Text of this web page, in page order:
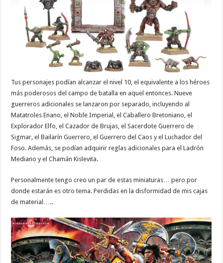
Tus personajes podían alcanzar el nivel 10, el equivalente a los héroes
más poderosos del campo de batalla en aquel entonces. Nueve
guerreros adicionales se lanzaron por separado, incluyendo al
Matatroles Enano, el Noble Imperial, el Caballero Bretoniano, el
Explorador Elfo, el Cazador de Brujas, el Sacerdote Guerrero de
Sigmar, el Bailarín Guerrero, el Guerrero del Caos y el Luchador del
Foso. Además, se podían adquirir reglas adicionales para el Ladrón
Mediano y el Chamán Kislevita.
Personalmente tengo creo un par de estas miniaturas… pero por
donde estarán es otro tema. Perdidas en la disformidad de mis cajas
de material…..